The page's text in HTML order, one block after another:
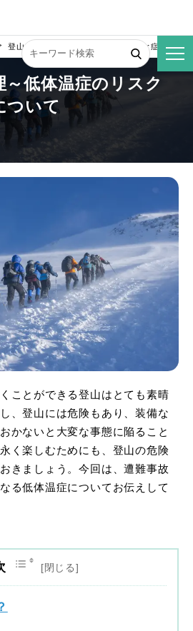
登山の危機管理～低体温症のリスクと症状・対
～低体温症のリスク
ついて
ことができる登山はとても素晴
、登山には危険もあり、装備な
かないと大変な事態に陥ること
く楽しむためにも、登山の危険
きましょう。今回は、遭難事故
る低体温症についてお伝えして